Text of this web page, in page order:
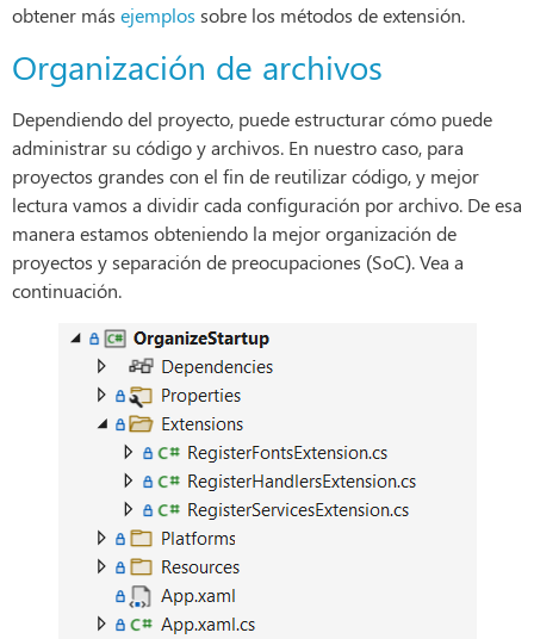
obtener más ejemplos sobre los métodos de extensión.
Organización de archivos
Dependiendo del proyecto, puede estructurar cómo puede
administrar su código y archivos. En nuestro caso, para
proyectos grandes con el fin de reutilizar código, y mejor
lectura vamos a dividir cada configuración por archivo. De esa
manera estamos obteniendo la mejor organización de
proyectos y separación de preocupaciones (SoC). Vea a
continuación.